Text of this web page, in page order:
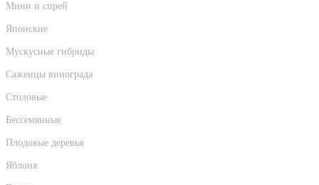
Мини и спрей
Японские
Мускусные гибриды
Саженцы винограда
Столовые
Бессемянные
Плодовые деревья
Яблоня